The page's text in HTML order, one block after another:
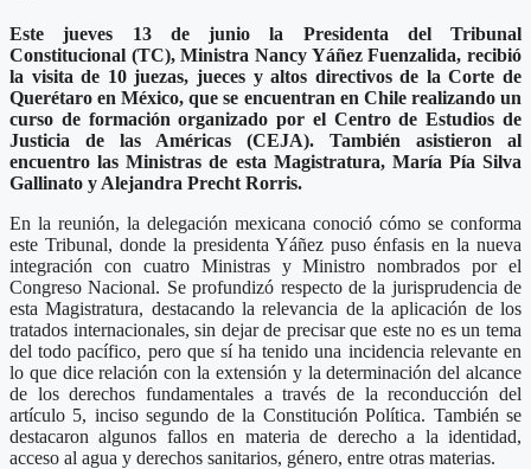
Este jueves 13 de junio la Presidenta del Tribunal
Constitucional (TC), Ministra Nancy Yáñez Fuenzalida, recibió
la visita de 10 juezas, jueces y altos directivos de la Corte de
Querétaro en México, que se encuentran en Chile realizando un
curso de formación organizado por el Centro de Estudios de
Justicia de las Américas (CEJA). También asistieron al
encuentro las Ministras de esta Magistratura, María Pía Silva
Gallinato y Alejandra Precht Rorris.
En la reunión, la delegación mexicana conoció cómo se conforma
este Tribunal, donde la presidenta Yáñez puso énfasis en la nueva
integración con cuatro Ministras y Ministro nombrados por el
Congreso Nacional. Se profundizó respecto de la jurisprudencia de
esta Magistratura, destacando la relevancia de la aplicación de los
tratados internacionales, sin dejar de precisar que este no es un tema
del todo pacífico, pero que sí ha tenido una incidencia relevante en
lo que dice relación con la extensión y la determinación del alcance
de los derechos fundamentales a través de la reconducción del
artículo 5, inciso segundo de la Constitución Política. También se
destacaron algunos fallos en materia de derecho a la identidad,
acceso al agua y derechos sanitarios, género, entre otras materias.